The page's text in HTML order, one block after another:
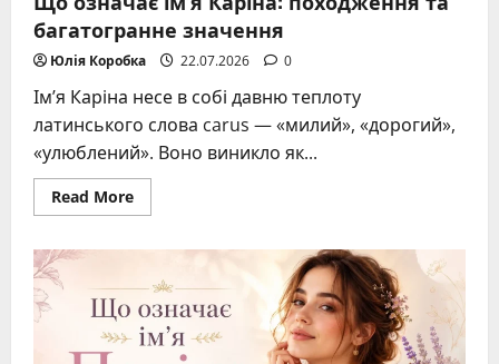
багатогранне значення
Юлія Коробка 22.07.2026 0
Ім’я Каріна несе в собі давню теплоту
латинського слова carus — «милий», «дорогий»,
«улюблений». Воно виникло як...
Read MoreRead
more
означає
Каріна:
походження
та
багатогранне
значення